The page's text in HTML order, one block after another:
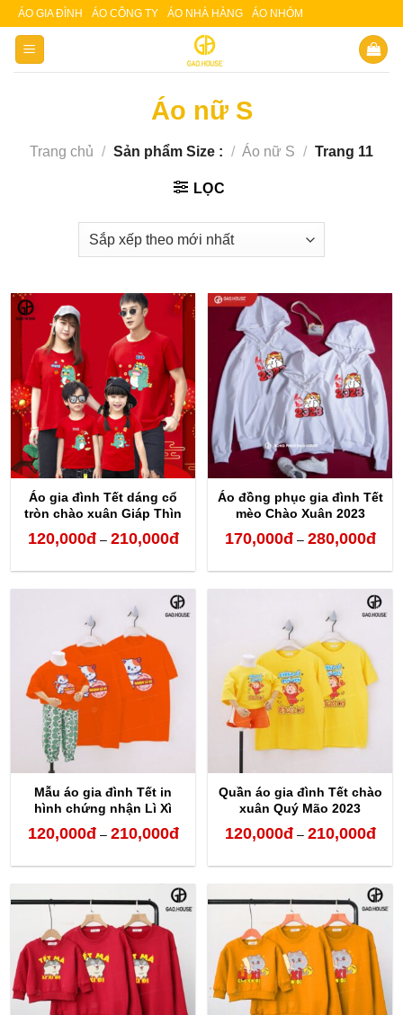
Skip
content
ÁO GIA ĐÌNH ÁO CÔNG TY ÁO NHÀ HÀNG ÁO NHÓM
Áo nữ S
Trang chủ / Sản phẩm Size : / Áo nữ S / Trang 11
LỌC
Áo gia đình Tết dáng cổ
tròn chào xuân Giáp Thìn
120,000đ – 210,000đKhoảng
từ
120,000đ
210,000đ
Áo đồng phục gia đình Tết
mèo Chào Xuân 2023
170,000đ – 280,000đ
từ
Mẫu áo gia đình Tết in
hình chứng nhận Lì Xì
120,000đ – 210,000đKhoảng
từ
120,000đ
210,000đ
Quần áo gia đình Tết chào
xuân Quý Mão 2023
120,000đ – 210,000đ
từ
đến